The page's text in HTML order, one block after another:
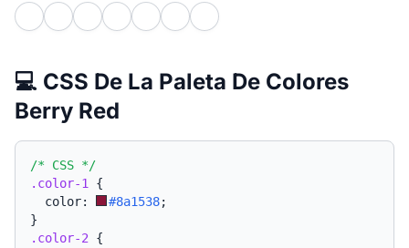
💻 CSS De La Paleta De Colores
Berry Red
/* CSS */
.color-1
{
  color:
#8a1538;
}
.color-2 {